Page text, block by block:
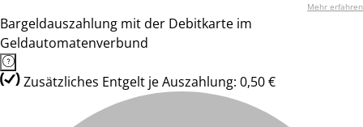
Mehr erfahren
Bargeldauszahlung mit der Debitkarte im
Geldautomatenverbund
Zusätzliches Entgelt je Auszahlung: 0,50 €